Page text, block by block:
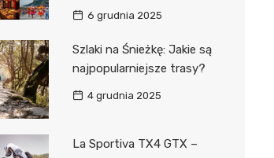
6 grudnia 2025
Szlaki na Śnieżkę: Jakie są
najpopularniejsze trasy?
4 grudnia 2025
La Sportiva TX4 GTX –